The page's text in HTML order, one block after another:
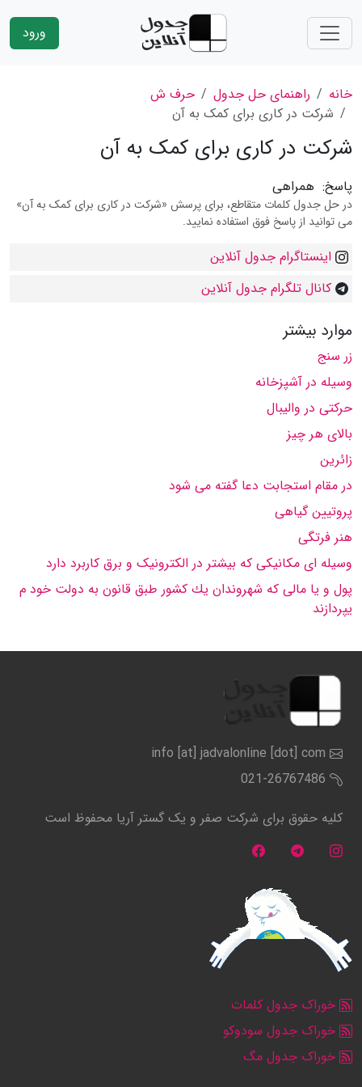
ورود
خانه راهنمای حل جدول
حرف ش
شرکت در کاری برای کمک به آن
شرکت در کاری برای کمک به آن
پاسخ: همراهی
در حل جدول کلمات متقاطع، برای پرسش «شرکت در کاری برای کمک به آن»
می توانید از پاسخ فوق استفاده نمایید.
اینستاگرام جدول آنلاین
کانال تلگرام جدول آنلاین
موارد بیشتر
زر سنج
وسیله در آشپزخانه
حرکتی در والیبال
بالای هر چیز
زائرین
در مقام استجابت دعا گفته می شود
پروتیین گیاهی
هنر فرتگی
وسیله ای مکانیکی که بیشتر در الکترونیک و برق کاربرد دارد
پول و یا مالی كه شهروندان یك كشور طبق قانون به دولت خود م
یپردازند
info [at] jadvalonline [dot] com
021-26767486
کلیه حقوق برای شرکت صفر و یک گستر آریا محفوظ است
خوراک جدول کلمات
خوراک جدول سودوکو
خوراک جدول مگ